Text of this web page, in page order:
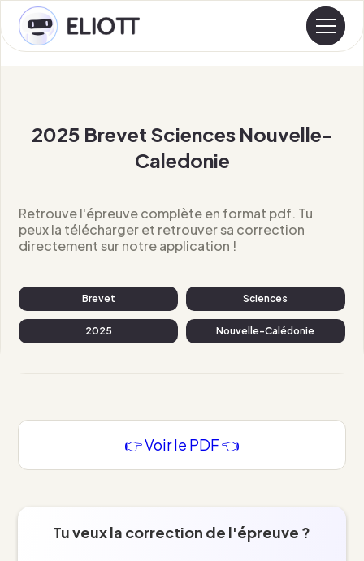
2025 Brevet Sciences Nouvelle-
Caledonie
Retrouve l'épreuve complète en format pdf. Tu
peux la télécharger et retrouver sa correction
directement sur notre application !
Brevet Sciences
2025 Nouvelle-Calédonie
👉 Voir le PDF 👈
Tu veux la correction de l'épreuve ?